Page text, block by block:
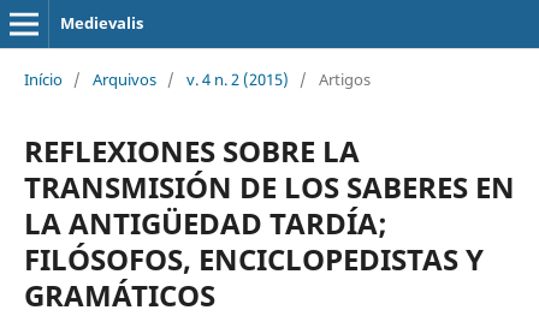
Medievalis
Início / Arquivos / v. 4 n. 2 (2015) / Artigos
REFLEXIONES SOBRE LA
TRANSMISIÓN DE LOS SABERES EN
LA ANTIGÜEDAD TARDÍA;
FILÓSOFOS, ENCICLOPEDISTAS Y
GRAMÁTICOS